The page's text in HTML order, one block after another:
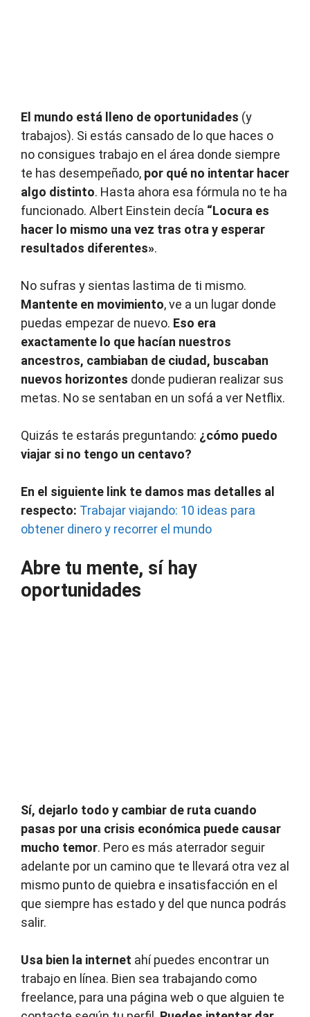
El mundo está lleno de oportunidades (y
trabajos). Si estás cansado de lo que haces o
no consigues trabajo en el área donde siempre
te has desempeñado, por qué no intentar hacer
algo distinto. Hasta ahora esa fórmula no te ha
funcionado. Albert Einstein decía “Locura es
hacer lo mismo una vez tras otra y esperar
resultados diferentes».
No sufras y sientas lastima de ti mismo.
Mantente en movimiento, ve a un lugar donde
puedas empezar de nuevo. Eso era
exactamente lo que hacían nuestros
ancestros, cambiaban de ciudad, buscaban
nuevos horizontes donde pudieran realizar sus
metas. No se sentaban en un sofá a ver Netflix.
Quizás te estarás preguntando: ¿cómo puedo
viajar si no tengo un centavo?
En el siguiente link te damos mas detalles al
respecto: Trabajar viajando: 10 ideas para
obtener dinero y recorrer el mundo
Abre tu mente, sí hay
oportunidades
Sí, dejarlo todo y cambiar de ruta cuando
pasas por una crisis económica puede causar
mucho temor. Pero es más aterrador seguir
adelante por un camino que te llevará otra vez al
mismo punto de quiebra e insatisfacción en el
que siempre has estado y del que nunca podrás
salir.
Usa bien la internet ahí puedes encontrar un
trabajo en línea. Bien sea trabajando como
freelance, para una página web o que alguien te